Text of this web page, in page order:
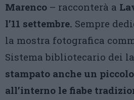
Marenco – racconterà a
l’11 settembre. Sempre
la mostra fotografica
Sistema bibliotecario dei
stampato anche un
all’interno le fiabe